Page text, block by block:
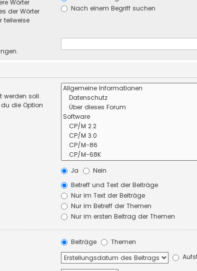
Wörter
der Wörter
teilweise
Nach einem Begriff suchen
werden soll.
die Option
Ja
Nein
Betreff und Text der Beiträge
Nur im Text der Beiträge
Nur im Betreff der Themen
Nur im ersten Beitrag der Themen
Beiträge
Themen